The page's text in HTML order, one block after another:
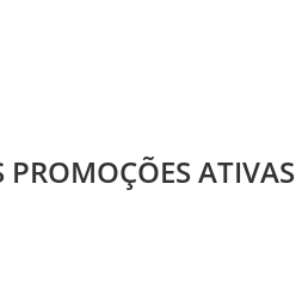
PROMOÇÕES ATIVAS